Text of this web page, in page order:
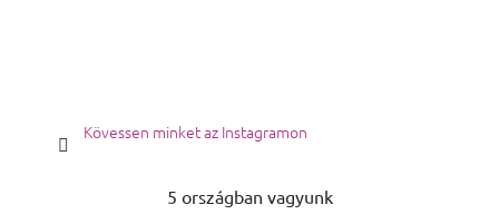
Kövessen minket az Instagramon
5 országban vagyunk